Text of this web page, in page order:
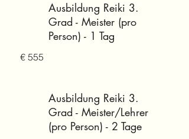
Ausbildung Reiki 3.
Grad - Meister (pro
Person) - 1 Tag
€ 555
Ausbildung Reiki 3.
Grad - Meister/Lehrer
(pro Person) - 2 Tage